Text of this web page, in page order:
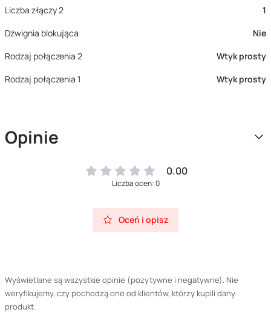
Liczba złączy 2
1
Dźwignia blokująca
Nie
Rodzaj połączenia 2
Wtyk prosty
Rodzaj połączenia 1
Wtyk prosty
Opinie
0.00
Liczba ocen: 0
Oceń i opisz
Wyświetlane są wszystkie opinie (pozytywne i negatywne). Nie
weryfikujemy, czy pochodzą one od klientów, którzy kupili dany
produkt.